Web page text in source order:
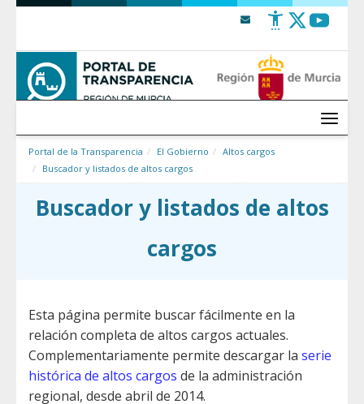
Saltar al contenido
Menú
Portal de la Transparencia El Gobierno
Altos cargos
Buscador y listados de altos cargos
Buscador y listados de altos
cargos
Esta página permite buscar fácilmente en la
relación completa de altos cargos actuales.
Complementariamente permite descargar la serie
histórica de altos cargos de la administración
regional, desde abril de 2014.